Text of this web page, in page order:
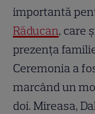
importantă
Răducan, care
prezența
Ceremonia a
marcând un
doi. Mireasa,